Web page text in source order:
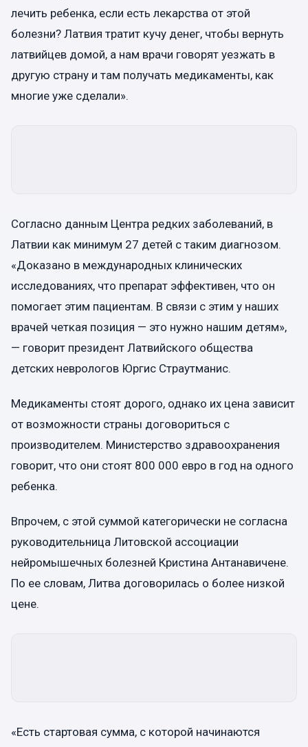
лечить ребенка, если есть лекарства от этой
болезни? Латвия тратит кучу денег, чтобы вернуть
латвийцев домой, а нам врачи говорят уезжать в
другую страну и там получать медикаменты, как
многие уже сделали».
Согласно данным Центра редких заболеваний, в
Латвии как минимум 27 детей с таким диагнозом.
«Доказано в международных клинических
исследованиях, что препарат эффективен, что он
помогает этим пациентам. В связи с этим у наших
врачей четкая позиция — это нужно нашим детям»,
— говорит президент Латвийского общества
детских неврологов Юргис Страутманис.
Медикаменты стоят дорого, однако их цена зависит
от возможности страны договориться с
производителем. Министерство здравоохранения
говорит, что они стоят 800 000 евро в год на одного
ребенка.
Впрочем, с этой суммой категорически не согласна
руководительница Литовской ассоциации
нейромышечных болезней Кристина Антанавичене.
По ее словам, Литва договорилась о более низкой
цене.
«Есть стартовая сумма, с которой начинаются